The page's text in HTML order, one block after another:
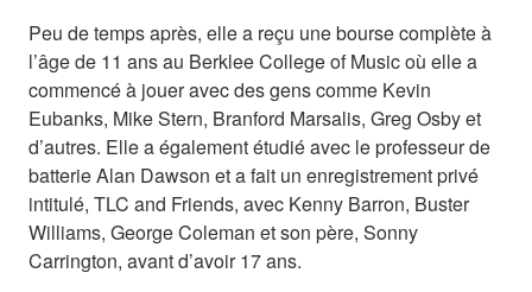
Peu de temps après, elle a reçu une bourse complète à
l’âge de 11 ans au Berklee College of Music où elle a
commencé à jouer avec des gens comme Kevin
Eubanks, Mike Stern, Branford Marsalis, Greg Osby et
d’autres. Elle a également étudié avec le professeur de
batterie Alan Dawson et a fait un enregistrement privé
intitulé, TLC and Friends, avec Kenny Barron, Buster
Williams, George Coleman et son père, Sonny
Carrington, avant d’avoir 17 ans.